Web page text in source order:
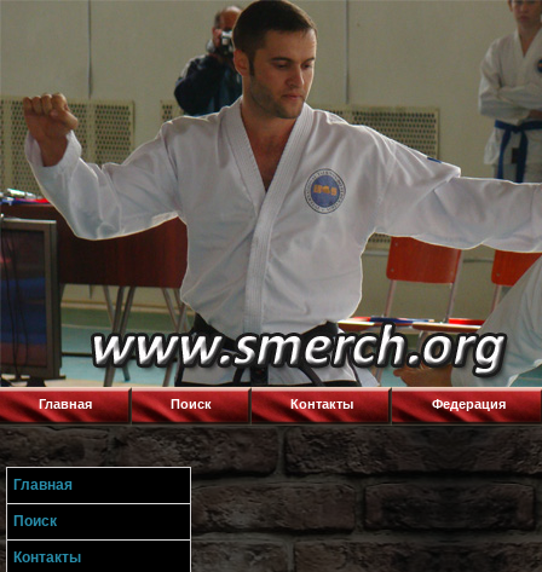
Главная Поиск Контакты Федерация
Главная
Поиск
Контакты